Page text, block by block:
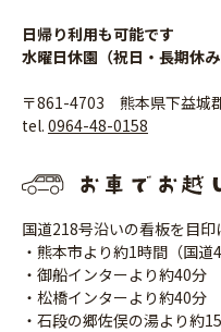
日帰り利用も可能です
水曜日休園（祝日・長期休み
〒861-4703 熊本県下益城
tel. 0964-48-0158
国道218号沿いの看板を目印
・熊本市より約1時間（国道
・御船インターより約40分
・松橋インターより約40分
・石段の郷佐俣の湯より約